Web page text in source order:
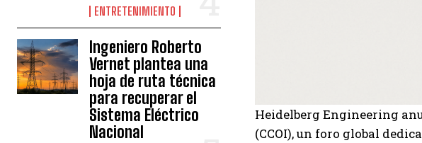
ENTRETENIMIENTO
Ingeniero Roberto
Vernet plantea una
hoja de ruta técnica
para recuperar el
Sistema Eléctrico
Nacional
Heidelberg Engineering
(CCOI), un foro global